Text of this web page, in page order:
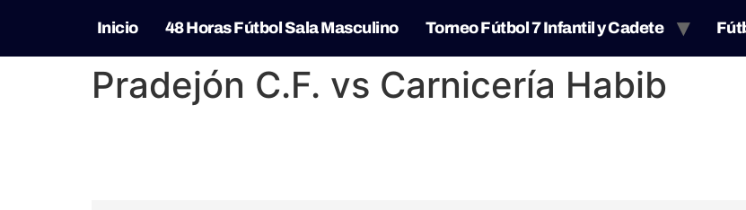
Inicio 48 Horas Fútbol Sala Masculino Torneo Fútbol 7 Infantil y Cadete
Pradejón C.F. vs Carnicería Habib